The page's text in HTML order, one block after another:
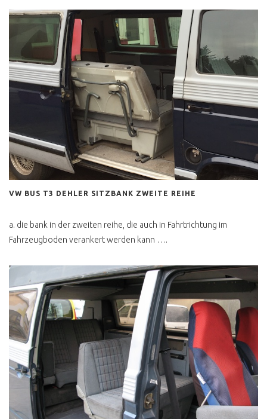
T4 RAD REIFEN ÄNDERN
WELCHE
T4 WERKSTATT CHECK
ERGEBNIS
BUSCHECKER
PROBEFAHRT T4
T5 ANZEIGE UND
REALITÄT
TRANSPORTER BILLIG
ÄNDERUNGEN
FAKE ANGEBOTE
KAUFEN FÜR DIE
MÜLLHALDE ?
T5 VERKAUFSPREIS
FINDEN
T5 ROSTVORSORGE
VW BUS T6
VW BUS T3 DEHLER SITZBANK ZWEITE REIHE
a. die bank in der zweiten reihe, die auch in Fahrtrichtung im
Fahrzeugboden verankert werden kann ….